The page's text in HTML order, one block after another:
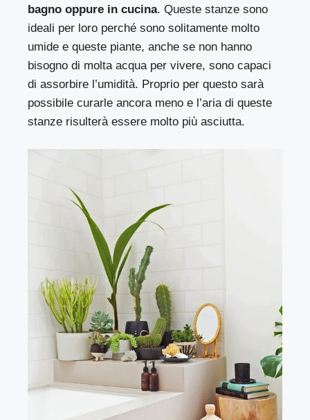
bagno oppure in cucina. Queste stanze sono
ideali per loro perché sono solitamente molto
umide e queste piante, anche se non hanno
bisogno di molta acqua per vivere, sono capaci
di assorbire l’umidità. Proprio per questo sarà
possibile curarle ancora meno e l’aria di queste
stanze risulterà essere molto più asciutta.